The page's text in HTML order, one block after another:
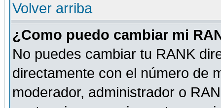
Volver arriba
¿Como puedo cambiar mi
No puedes cambiar tu RANK
directamente con el número de
moderador, administrador o